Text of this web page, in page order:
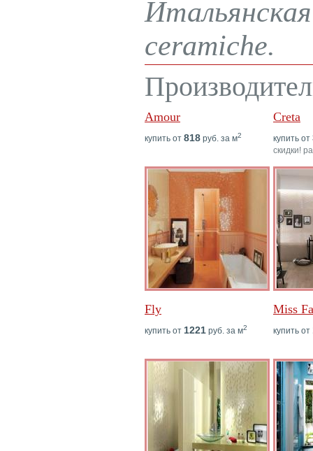
ceramiche.
Amour
купить от 818 руб. за м2
Creta
купить от
скидки!
Fly
купить от 1221 руб. за м2
Miss
купить от